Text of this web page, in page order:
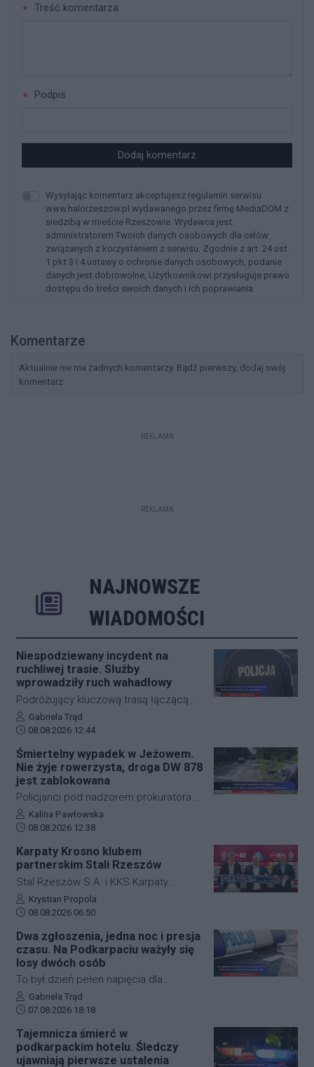
Treść komentarza
Podpis
Dodaj komentarz
Wysyłając komentarz akceptujesz regulamin serwisu
www.halorzeszow.pl wydawanego przez firmę MediaDOM z
siedzibą w mieście Rzeszowie. Wydawca jest
administratorem Twoich danych osobowych dla celów
związanych z korzystaniem z serwisu. Zgodnie z art. 24 ust.
1 pkt 3 i 4 ustawy o ochronie danych osobowych, podanie
danych jest dobrowolne, Użytkownikowi przysługuje prawo
dostępu do treści swoich danych i ich poprawiania.
Komentarze
Aktualnie nie ma żadnych komentarzy. Bądź pierwszy, dodaj swój
komentarz.
REKLAMA
REKLAMA
NAJNOWSZE
WIADOMOŚCI
Niespodziewany incydent na
ruchliwej trasie. Służby
wprowadziły ruch wahadłowy
Podróżujący kluczową trasą łączącą
Jasło z Gorlicami muszą uzbroić się w
cierpliwość. Niespodziewane
zdarzenie drogowe w miejscowości
Przysieki doprowadziło do utrudnień na
drodze krajowej nr 28. Na miejscu
natychmiast pojawiła się policja, która
wprowadziła zmianę w organizacji
ruchu, by zabezpieczyć teren i uniknąć
Autor artykułu:
Gabriela Trąd
Data dodania artykułu:
08.08.2026 12:44
Śmiertelny wypadek w Jeżowem.
Nie żyje rowerzysta, droga DW 878
jest zablokowana
Policjanci pod nadzorem prokuratora
ustalają szczegółowe okoliczności
tragicznego wypadku, do którego
Jeżowe w powiecie niżańskim. W
wyniku zderzenia samochodu
osobowego z rowerzystą, śmierć na
miejscu poniósł kierujący jednośladem.
Droga wojewódzka nr 878 jest
całkowicie zablokowana.
Autor artykułu:
Kalina Pawłowska
Data dodania artykułu:
08.08.2026 12:38
Karpaty Krosno klubem
partnerskim Stali Rzeszów
Stal Rzeszów S.A. i KKS Karpaty
Krosno rozpoczęły oficjalną
współpracę. Kluby podpisały
długoterminową umowę partnerską,
która ma obejmować m.in. wymianę
doświadczeń, rozwój szkolenia
młodzieży oraz obserwację i
pozyskiwanie utalentowanych
zawodników z regionu.
Autor artykułu:
Krystian Propola
Data dodania artykułu:
08.08.2026 06:50
Dwa zgłoszenia, jedna noc i presja
czasu. Na Podkarpaciu ważyły się
losy dwóch osób
To był dzień pełen napięcia dla
funkcjonariuszy z powiatu niżańskiego.
W ciągu zaledwie kilkunastu godzin
służby ratunkowe musiały
przeprowadzić dwie niezależne,
intensywne akcje poszukiwawcze. W
Autor artykułu:
Gabriela Trąd
Data dodania artykułu:
07.08.2026 18:18
Tajemnicza śmierć w
podkarpackim hotelu. Śledczy
ujawniają pierwsze ustalenia